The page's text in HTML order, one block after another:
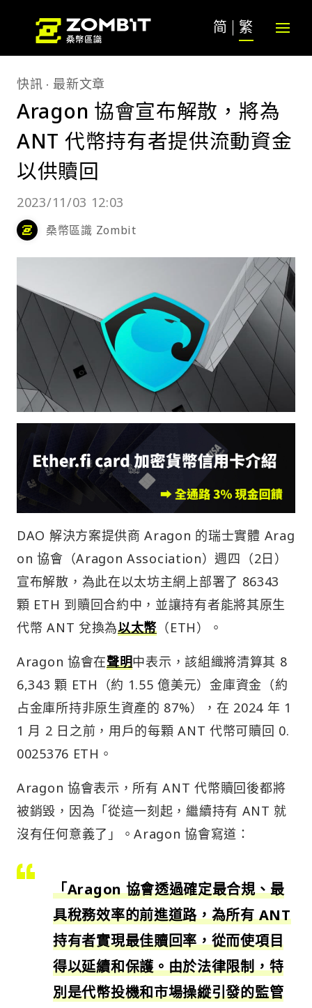
简 繁
快訊 最新文章
Aragon 協會宣布解散，將為
ANT 代幣持有者提供流動資金
以供贖回
2023/11/03 12:03
桑幣區識 Zombit
DAO 解決方案提供商 Aragon 的瑞士實體 Arag
on 協會（Aragon Association）週四（2日）
宣布解散，為此在以太坊主網上部署了 86343
顆 ETH 到贖回合約中，並讓持有者能將其原生
代幣 ANT 兌換為以太幣 （ETH）。
Aragon 協會在聲明中表示，該組織將清算其 8
6,343 顆 ETH（約 1.55 億美元）金庫資金（約
占金庫所持非原生資產的 87%），在 2024 年 1
1 月 2 日之前，用戶的每顆 ANT 代幣可贖回 0.
0025376 ETH。
Aragon 協會表示，所有 ANT 代幣贖回後都將
被銷毀，因為「從這一刻起，繼續持有 ANT 就
沒有任何意義了」。Aragon 協會寫道：
「Aragon 協會透過確定最合規、最
具稅務效率的前進道路，為所有 ANT
持有者實現最佳贖回率，從而使項目
得以延續和保護。由於法律限制，特
別是代幣投機和市場操縱引發的監管